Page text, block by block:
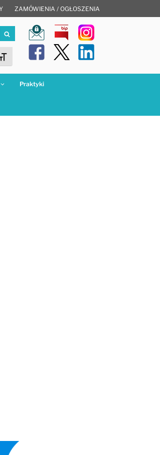
ZAMÓWIENIA / OGŁOSZENIA
Szukaj
Contrast
Font size
Praktyki